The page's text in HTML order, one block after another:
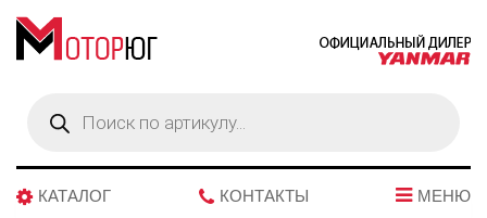
товаров
КАТАЛОГ КОНТАКТЫ МЕНЮ